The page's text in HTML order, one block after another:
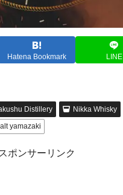
Hatena Bookmark LINE
Distillery Nikka Whisky
yamazaki
スポンサーリンク